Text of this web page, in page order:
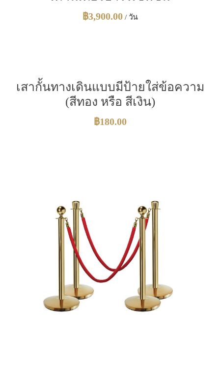
฿3,900.00 / วัน
เสากั้นทางเดินแบบมีป้ายใส่ข้อความ
(สีทอง หรือ สีเงิน)
฿180.00